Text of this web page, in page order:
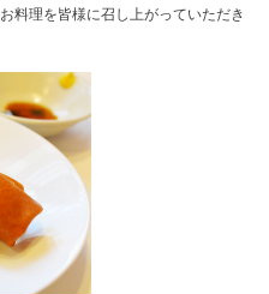
料理を皆様に召し上がっていただき